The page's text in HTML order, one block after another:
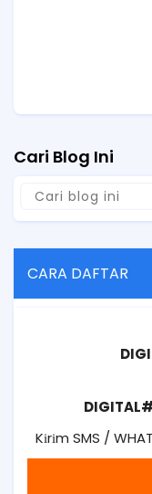
Cari Blog Ini
CARA DAFTAR
Kіrіm SMS /